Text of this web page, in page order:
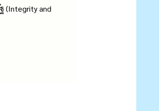
(Integrity and